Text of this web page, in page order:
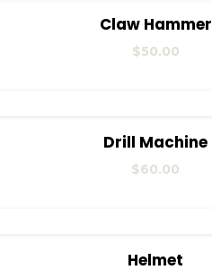
View DetailsClaw Hammer
$50.00
View DetailsDrill Machine
$60.00
Helmet